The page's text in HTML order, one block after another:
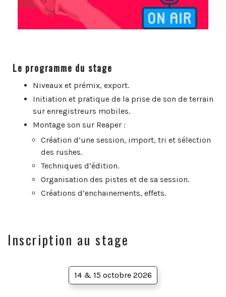
Le programme du stage
Niveaux et prémix, export.
Initiation et pratique de la prise de son de terrain
sur enregistreurs mobiles.
Montage son sur Reaper :
Création d’une session, import, tri et sélection
des rushes.
Techniques d’édition.
Organisation des pistes et de sa session.
Créations d’enchainements, effets.
Inscription au stage
14 & 15 octobre 2026